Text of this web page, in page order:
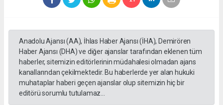
Anadolu Ajansı (AA), İhlas Haber Ajansı (İHA), Demirören
Haber Ajansı (DHA) ve diğer ajanslar tarafından eklenen tüm
haberler, sitemizin editörlerinin müdahalesi olmadan ajans
kanallarından çekilmektedir. Bu haberlerde yer alan hukuki
muhataplar haberi geçen ajanslar olup sitemizin hiç bir
editörü sorumlu tutulamaz...